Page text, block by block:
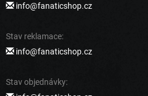
info@fanaticshop.cz
Stav reklamace:
info@fanaticshop.cz
Stav objednávky: